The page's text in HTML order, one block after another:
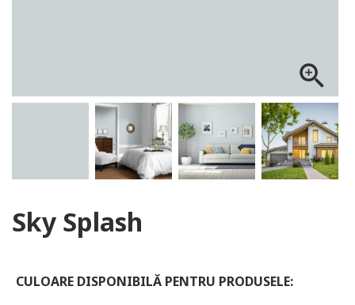
zoom_in
Sky Splash
CULOARE DISPONIBILĂ PENTRU PRODUSELE: